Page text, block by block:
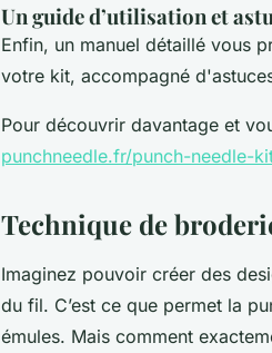
Un guide d’utilisation et
Enfin, un manuel détaillé vous
votre kit, accompagné
Pour découvrir davantage et
punchneedle.fr/punch-needle-
Technique de
Imaginez pouvoir créer des
du fil. C’est ce que permet la
émules. Mais comment